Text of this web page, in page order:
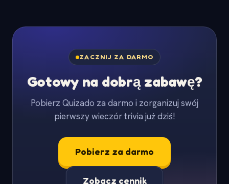
ZACZNIJ ZA DARMO
Gotowy na dobrą zabawę?
Pobierz Quizado za darmo i zorganizuj swój
pierwszy wieczór trivia już dziś!
Pobierz za darmo
Zobacz cennik